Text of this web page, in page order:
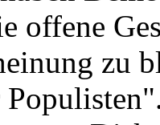
offene
zu